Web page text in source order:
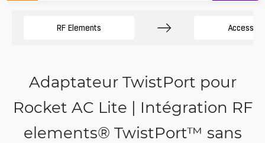
RF Elements
Adaptateur TwistPort pour
Rocket AC Lite | Intégration RF
elements® TwistPort™ sans